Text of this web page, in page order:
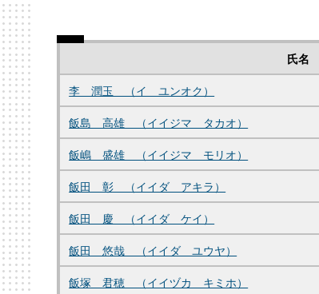
氏名
李 潤玉 （イ ユンオク）
飯島 高雄 （イイジマ タカオ）
飯嶋 盛雄 （イイジマ モリオ）
飯田 彰 （イイダ アキラ）
飯田 慶 （イイダ ケイ）
飯田 悠哉 （イイダ ユウヤ）
飯塚 君穂 （イイヅカ キミホ）